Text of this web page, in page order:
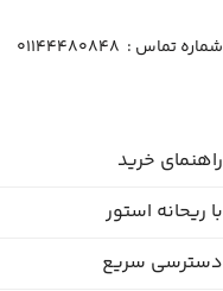
شماره تماس :‌ ۰۱۱۴۴۴۸۰۸۴۸
راهنمای خرید
با ریحانه استور
دسترسی سریع